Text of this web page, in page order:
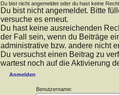
Du bist nicht angemeldet oder du hast keine
Du bist nicht angemeldet. Bitte
versuche es erneut.
Du hast keine ausreichenden
der Fall sein, wenn du Beiträge
administrative bzw. andere nicht
Du versuchst einen Beitrag zu
wartest noch auf die Aktivierung
Anmelden
Benutzername: